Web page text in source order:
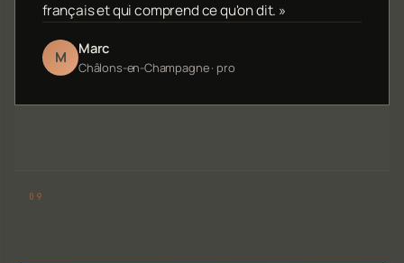
français et qui comprend ce qu'on dit. »
M Marc
Châlons-en-Champagne · pro